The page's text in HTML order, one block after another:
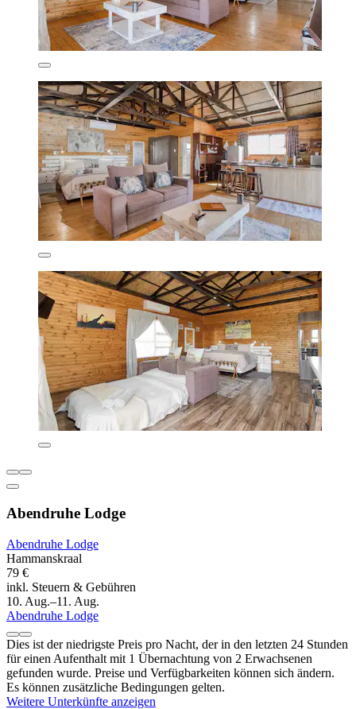
Abendruhe Lodge
Abendruhe Lodge
Hammanskraal
79 €
inkl. Steuern & Gebühren
10. Aug.–11. Aug.
Abendruhe Lodge
Dies ist der niedrigste Preis pro Nacht, der in den letzten 24 Stunden
für einen Aufenthalt mit 1 Übernachtung von 2 Erwachsenen
gefunden wurde. Preise und Verfügbarkeiten können sich ändern.
Es können zusätzliche Bedingungen gelten.
Weitere Unterkünfte anzeigen